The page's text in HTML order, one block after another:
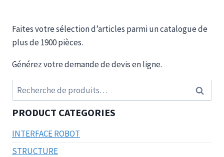
Faites votre sélection d’articles parmi un catalogue de
plus de 1900 pièces.
Générez votre demande de devis en ligne.
Recherche
pour :
PRODUCT CATEGORIES
INTERFACE ROBOT
STRUCTURE